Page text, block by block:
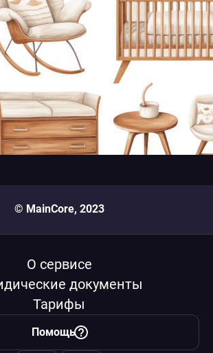
© MainCore, 2023
О сервисе
документы
Тарифы
Помощь